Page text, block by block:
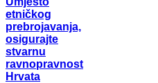
etničkog
prebrojavanja,
osigurajte
stvarnu
ravnopravnost
Hrvata